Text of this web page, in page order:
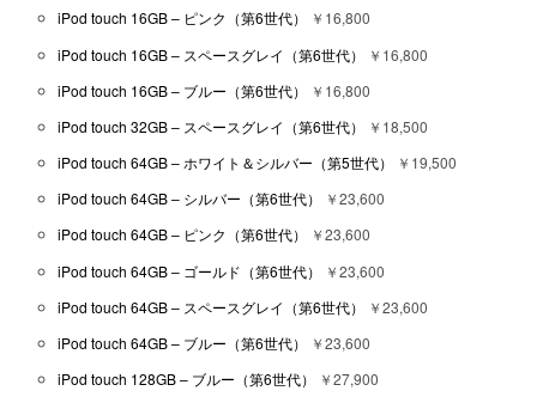
iPod touch 16GB – ピンク（第6世代）
￥16,800
iPod touch 16GB – スペースグレイ（第6世代）
￥16,800
iPod touch 16GB – ブルー（第6世代）
￥16,800
iPod touch 32GB – スペースグレイ（第6世代）
￥18,500
iPod touch 64GB – ホワイト＆シルバー（第5世代）
￥19,500
iPod touch 64GB – シルバー（第6世代）
￥23,600
iPod touch 64GB – ピンク（第6世代）
￥23,600
iPod touch 64GB – ゴールド（第6世代）
￥23,600
iPod touch 64GB – スペースグレイ（第6世代）
￥23,600
iPod touch 64GB – ブルー（第6世代）
￥23,600
iPod touch 128GB – ブルー（第6世代）
￥27,900